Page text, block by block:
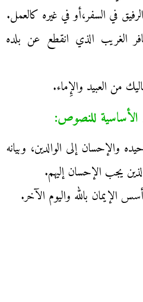
في السفر،أو في غيره كالعمل.
الغريب الذي انقطع عن بلده
من العبيد والإِماء.
والإحسان إلى الوالدين، وبيانه
يجب الإحسان إليهم.
الإيمان بالله واليوم الآخر.